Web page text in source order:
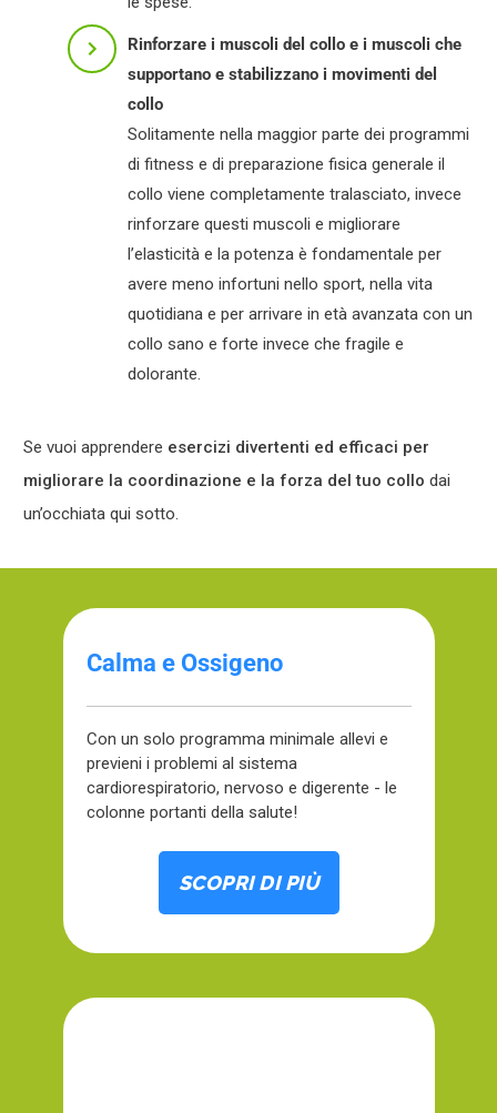
Rinforzare i muscoli del collo e i muscoli che
supportano e stabilizzano i movimenti del
collo
Solitamente nella maggior parte dei programmi
di fitness e di preparazione fisica generale il
collo viene completamente tralasciato, invece
rinforzare questi muscoli e migliorare
l’elasticità e la potenza è fondamentale per
avere meno infortuni nello sport, nella vita
quotidiana e per arrivare in età avanzata con un
collo sano e forte invece che fragile e
dolorante.
Se vuoi apprendere esercizi divertenti ed efficaci per
migliorare la coordinazione e la forza del tuo collo dai
un’occhiata qui sotto.
Calma e Ossigeno
Con un solo programma minimale allevi e
previeni i problemi al sistema
cardiorespiratorio, nervoso e digerente - le
colonne portanti della salute!
SCOPRI DI PIÙ